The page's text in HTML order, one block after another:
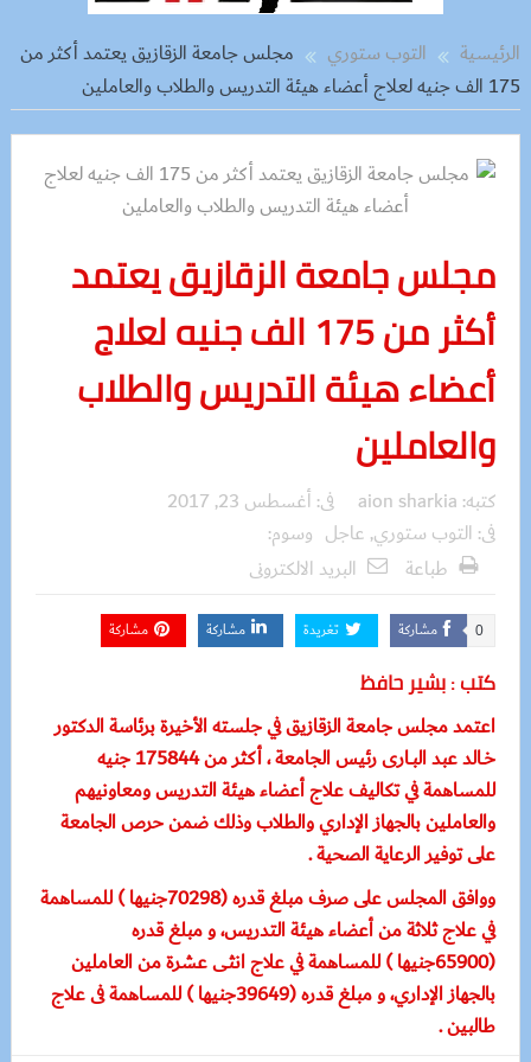
الرئيسية التوب ستوري
مجلس جامعة الزقازيق يعتمد أكثر من
175 الف جنيه لعلاج أعضاء هيئة التدريس والطلاب والعاملين
مجلس جامعة الزقازيق يعتمد
أكثر من 175 الف جنيه لعلاج
أعضاء هيئة التدريس والطلاب
والعاملين
كتبه: aion sharkia فى: أغسطس 23, 2017
فى: التوب ستوري, عاجل وسوم:
طباعة
البريد الالكترونى
مشاركة 0 تغريدة مشاركة مشاركة
كتب : بشير حافظ
اعتمد مجلس جامعة الزقازيق في جلسته الأخيرة برئاسة الدكتور
خــالد عبد البــارى رئيس الجامعة ، أكثر من 175844 جنيه
للمساهمة في تكاليف علاج أعضاء هيئة التدريس ومعاونيهم
والعاملين بالجهاز الإداري والطلاب وذلك ضمن حرص الجامعة
على توفير الرعاية الصحية .
ووافق المجلس على صرف مبلغ قدره (70298جنيها ) للمساهمة
في علاج ثلاثة من أعضاء هيئة التدريس، و مبلغ قدره
(65900جنيها ) للمساهمة في علاج انثى عشرة من العاملين
بالجهاز الإداري، و مبلغ قدره (39649جنيها ) للمساهمة فى علاج
طالبين .